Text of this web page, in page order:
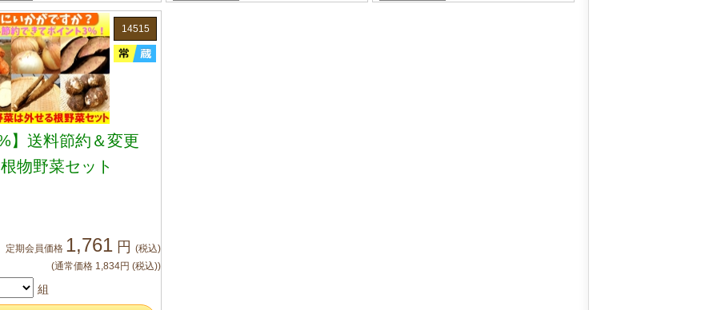
かごに入れる 14515
】送料節約＆変更
物野菜セット
定期会員価格 1,761 円(税込)
(通常価格 1,834円(税込))
組